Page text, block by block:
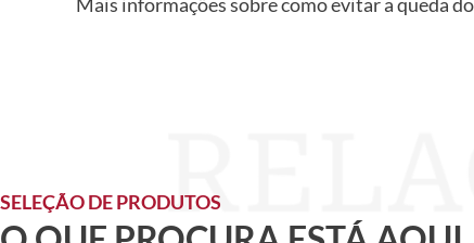
SELEÇÃO DE PRODUTOS